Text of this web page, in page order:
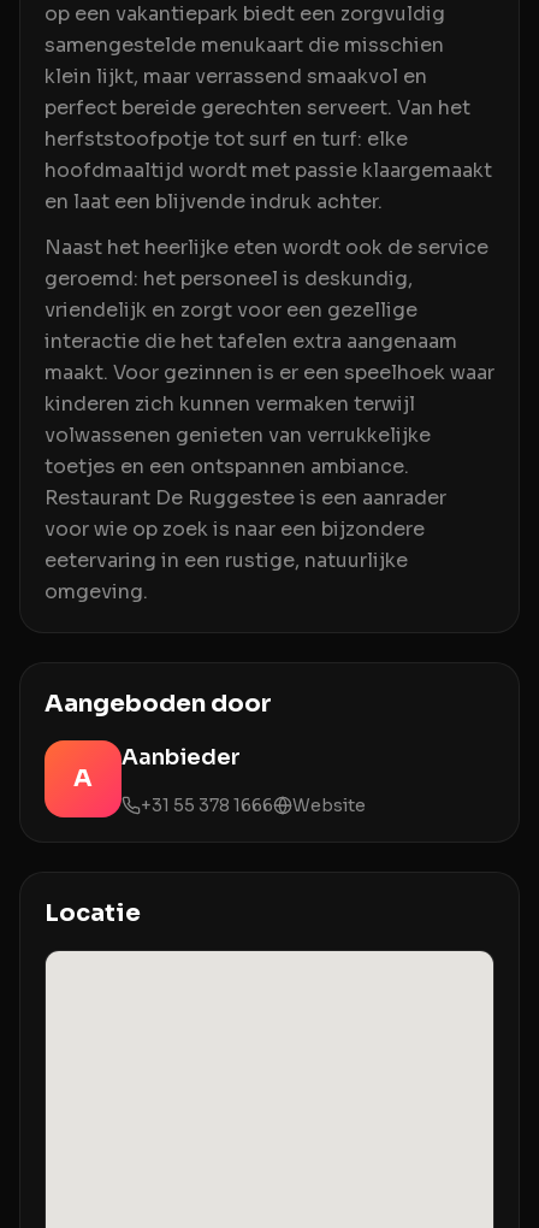
op een vakantiepark biedt een zorgvuldig
samengestelde menukaart die misschien
klein lijkt, maar verrassend smaakvol en
perfect bereide gerechten serveert. Van het
herfststoofpotje tot surf en turf: elke
hoofdmaaltijd wordt met passie klaargemaakt
en laat een blijvende indruk achter.
Naast het heerlijke eten wordt ook de service
geroemd: het personeel is deskundig,
vriendelijk en zorgt voor een gezellige
interactie die het tafelen extra aangenaam
maakt. Voor gezinnen is er een speelhoek waar
kinderen zich kunnen vermaken terwijl
volwassenen genieten van verrukkelijke
toetjes en een ontspannen ambiance.
Restaurant De Ruggestee is een aanrader
voor wie op zoek is naar een bijzondere
eetervaring in een rustige, natuurlijke
omgeving.
Aangeboden door
A
Aanbieder
+31 55 378 1666 Website
Locatie